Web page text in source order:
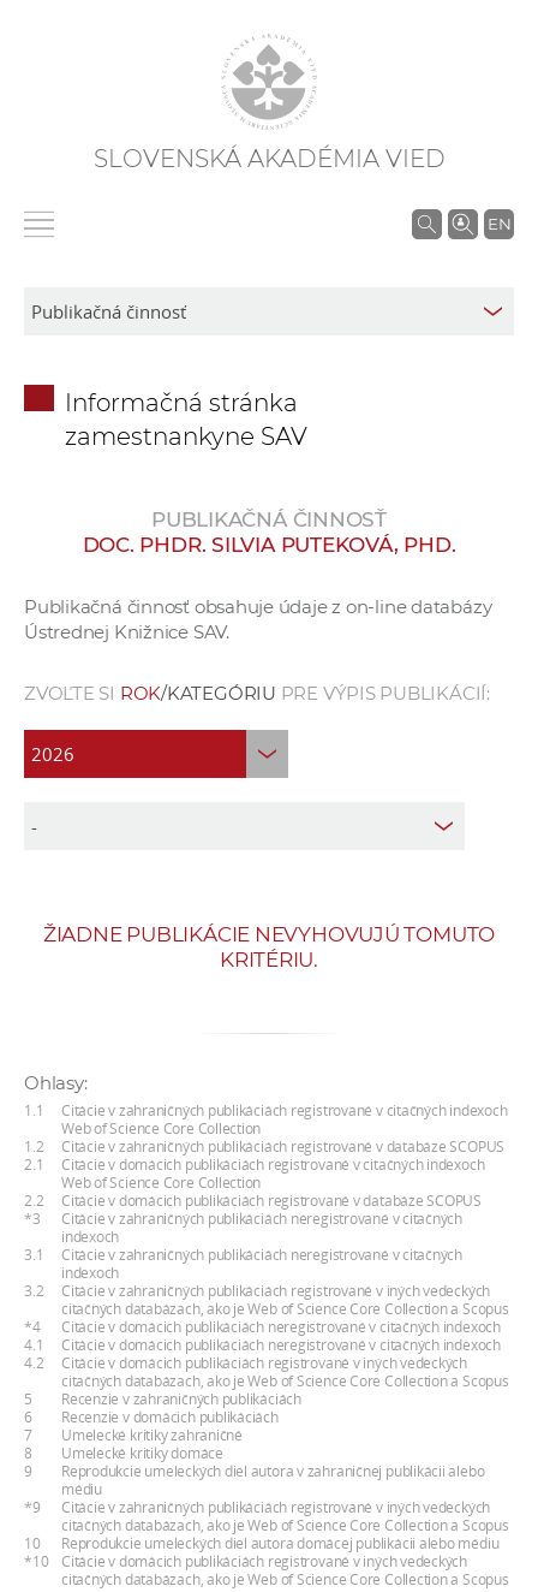
SLOVENSKÁ AKADÉMIA VIED
EN
V
e
p
c
í
c
o
n
o
c
h
Informačná stránka
zamestnankyne SAV
PUBLIKAČNÁ ČINNOSŤ
DOC. PHDR. SILVIA PUTEKOVÁ, PHD.
Publikačná činnosť obsahuje údaje z on-line databázy
Ústrednej Knižnice SAV.
ZVOĽTE SI ROK/KATEGÓRIU PRE VÝPIS PUBLIKÁCIÍ:
ŽIADNE PUBLIKÁCIE NEVYHOVUJÚ TOMUTO
KRITÉRIU.
Ohlasy:
1.1
Citácie v zahraničných publikáciách registrované v citačných indexoch
Web of Science Core Collection
1.2
Citácie v zahraničných publikáciách registrované v databáze SCOPUS
2.1
Citácie v domácich publikáciách registrované v citačných indexoch
Web of Science Core Collection
2.2
Citácie v domácich publikáciách registrované v databáze SCOPUS
*3
Citácie v zahraničných publikáciách neregistrované v citačných
indexoch
3.1
Citácie v zahraničných publikáciách neregistrované v citačných
indexoch
3.2
Citácie v zahraničných publikáciách registrované v iných vedeckých
citačných databázach, ako je Web of Science Core Collection a Scopus
*4
Citácie v domácich publikáciách neregistrované v citačných indexoch
4.1
Citácie v domácich publikáciách neregistrované v citačných indexoch
4.2
Citácie v domácich publikáciách registrované v iných vedeckých
citačných databázach, ako je Web of Science Core Collection a Scopus
5
Recenzie v zahraničných publikáciách
6
Recenzie v domácich publikáciách
7
Umelecké kritiky zahraničné
8
Umelecké kritiky domáce
9
Reprodukcie umeleckých diel autora v zahraničnej publikácii alebo
médiu
*9
Citácie v zahraničných publikáciách registrované v iných vedeckých
citačných databázach, ako je Web of Science Core Collection a Scopus
10
Reprodukcie umeleckých diel autora domácej publikácii alebo médiu
*10
Citácie v domácich publikáciách registrované v iných vedeckých
citačných databázach, ako je Web of Science Core Collection a Scopus